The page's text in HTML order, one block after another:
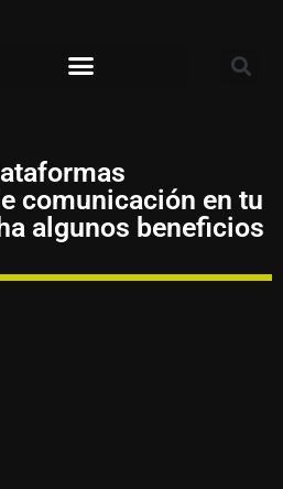
comunicación en tu
algunos beneficios